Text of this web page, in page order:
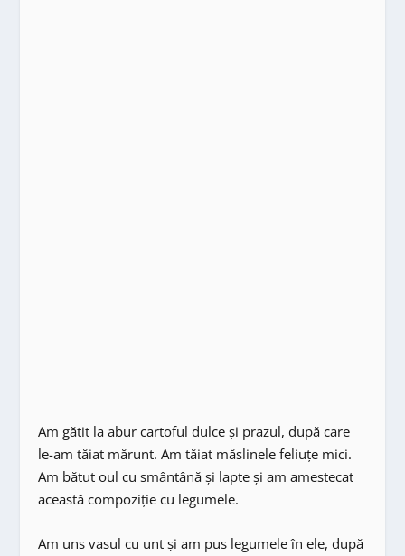
Am gătit la abur cartoful dulce și prazul, după care
le-am tăiat mărunt. Am tăiat măslinele feliuțe mici.
Am bătut oul cu smântână și lapte și am amestecat
această compoziție cu legumele.
Am uns vasul cu unt și am pus legumele în ele, după